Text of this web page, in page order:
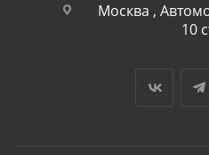
Москва ,
10